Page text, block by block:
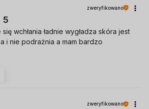
zweryfikowano
5
wchłania ładnie wygładza skóra jest
i nie podrażnia a mam bardzo
zweryfikowano